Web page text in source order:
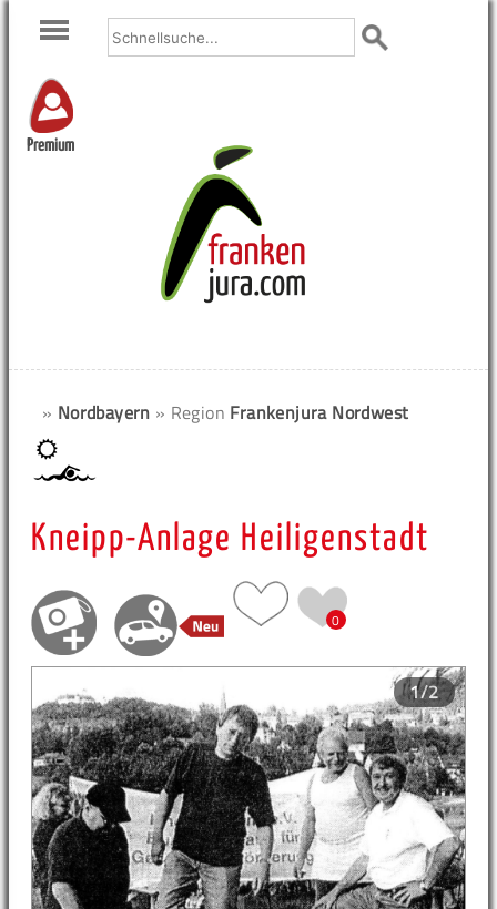
Premium
» Nordbayern » Region Frankenjura Nordwest
Kneipp-Anlage Heiligenstadt
0
1/2